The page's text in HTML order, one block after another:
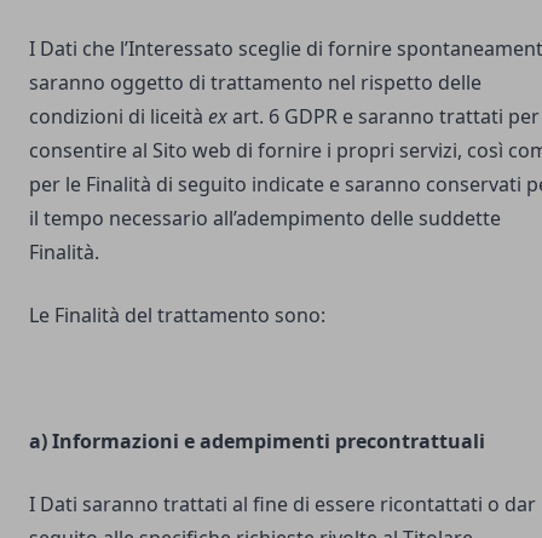
I Dati che l’Interessato sceglie di fornire
saranno oggetto di trattamento nel rispetto delle
condizioni di liceità exart. 6 GDPR e saranno trattati per
consentire al Sito web di fornire i propri servizi, così
per le Finalità di seguito indicate e saranno conservati
il tempo necessario all’adempimento delle suddette
Finalità.
Le Finalità del trattamento sono:
a) Informazioni e adempimenti precontrattuali
I Dati saranno trattati al fine di essere ricontattati o dar